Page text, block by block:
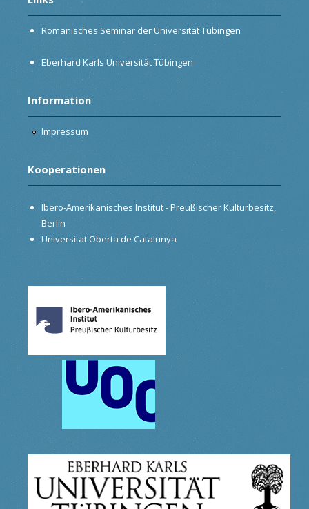
Romanisches Seminar der Universität Tübingen
Eberhard Karls Universität Tübingen
Information
Impressum
Kooperationen
Ibero-Amerikanisches Institut - Preußischer Kulturbesitz,
Berlin
Universitat Oberta de Catalunya